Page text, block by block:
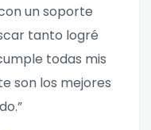
un soporte
tanto logré
todas mis
son los mejores